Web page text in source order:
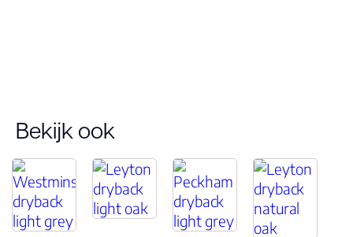
Bekijk ook